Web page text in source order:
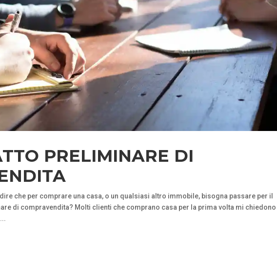
PRELIMINARE DI
che per comprare una casa, o un qualsiasi altro immobile, bisogna passare per il
di compravendita? Molti clienti che comprano casa per la prima volta mi chiedono